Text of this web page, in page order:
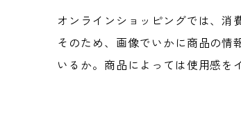
オンラインショッピングでは、消
そのため、画像でいかに商品の
いるか。商品によっては使用感を